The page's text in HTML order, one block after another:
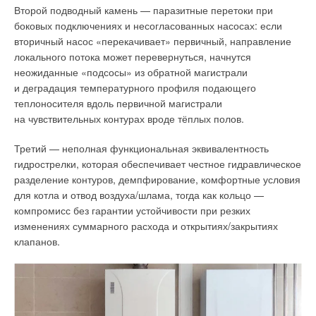
Второй подводный камень — паразитные перетоки при
боковых подключениях и несогласованных насосах: если
вторичный насос «перекачивает» первичный, направление
локального потока может перевернуться, начнутся
неожиданные «подсосы» из обратной магистрали
и деградация температурного профиля подающего
теплоносителя вдоль первичной магистрали
на чувствительных контурах вроде тёплых полов.
Третий — неполная функциональная эквивалентность
гидрострелки, которая обеспечивает честное гидравлическое
разделение контуров, демпфирование, комфортные условия
для котла и отвод воздуха/шлама, тогда как кольцо —
компромисс без гарантии устойчивости при резких
изменениях суммарного расхода и открытиях/закрытиях
клапанов.
управления динамическими объектами.
Рис. 1. Структурная схема системы регулирования
с ПИД-регулятором и нейроконтроллером
ИНС позволяют без применения процедур упрощения
анализировать большой объём данных и устанавливать
связи между входными и выходными параметрами.
Применяется гибридная модель прогнозирования,
сочетающая нейронную сеть с радиальной базисной
функцией (RBF) и нейронную сеть с длинной
кратковременной памятью (LSTM), что позволяет улучшить
точность, надёжность и обобщающую способность